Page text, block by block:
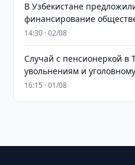
В Узбекистане
финансирование
14:30 · 02/08
Случай с пенсионеркой в
увольнениям и
16:15 · 01/08